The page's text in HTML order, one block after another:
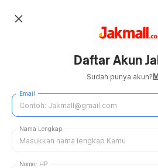
close
Daftar Akun
Sudah punya akun?
Email
Nama Lengkap
Nomor HP